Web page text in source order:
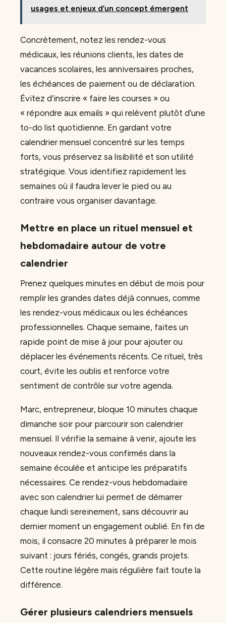
usages et enjeux d’un concept émergent
Concrètement, notez les rendez-vous
médicaux, les réunions clients, les dates de
vacances scolaires, les anniversaires proches,
les échéances de paiement ou de déclaration.
Évitez d’inscrire « faire les courses » ou
« répondre aux emails » qui relèvent plutôt d’une
to-do list quotidienne. En gardant votre
calendrier mensuel concentré sur les temps
forts, vous préservez sa lisibilité et son utilité
stratégique. Vous identifiez rapidement les
semaines où il faudra lever le pied ou au
contraire vous organiser davantage.
Mettre en place un rituel mensuel et
hebdomadaire autour de votre
calendrier
Prenez quelques minutes en début de mois pour
remplir les grandes dates déjà connues, comme
les rendez-vous médicaux ou les échéances
professionnelles. Chaque semaine, faites un
rapide point de mise à jour pour ajouter ou
déplacer les événements récents. Ce rituel, très
court, évite les oublis et renforce votre
sentiment de contrôle sur votre agenda.
Marc, entrepreneur, bloque 10 minutes chaque
dimanche soir pour parcourir son calendrier
mensuel. Il vérifie la semaine à venir, ajoute les
nouveaux rendez-vous confirmés dans la
semaine écoulée et anticipe les préparatifs
nécessaires. Ce rendez-vous hebdomadaire
avec son calendrier lui permet de démarrer
chaque lundi sereinement, sans découvrir au
dernier moment un engagement oublié. En fin de
mois, il consacre 20 minutes à préparer le mois
suivant : jours fériés, congés, grands projets.
Cette routine légère mais régulière fait toute la
différence.
Gérer plusieurs calendriers mensuels